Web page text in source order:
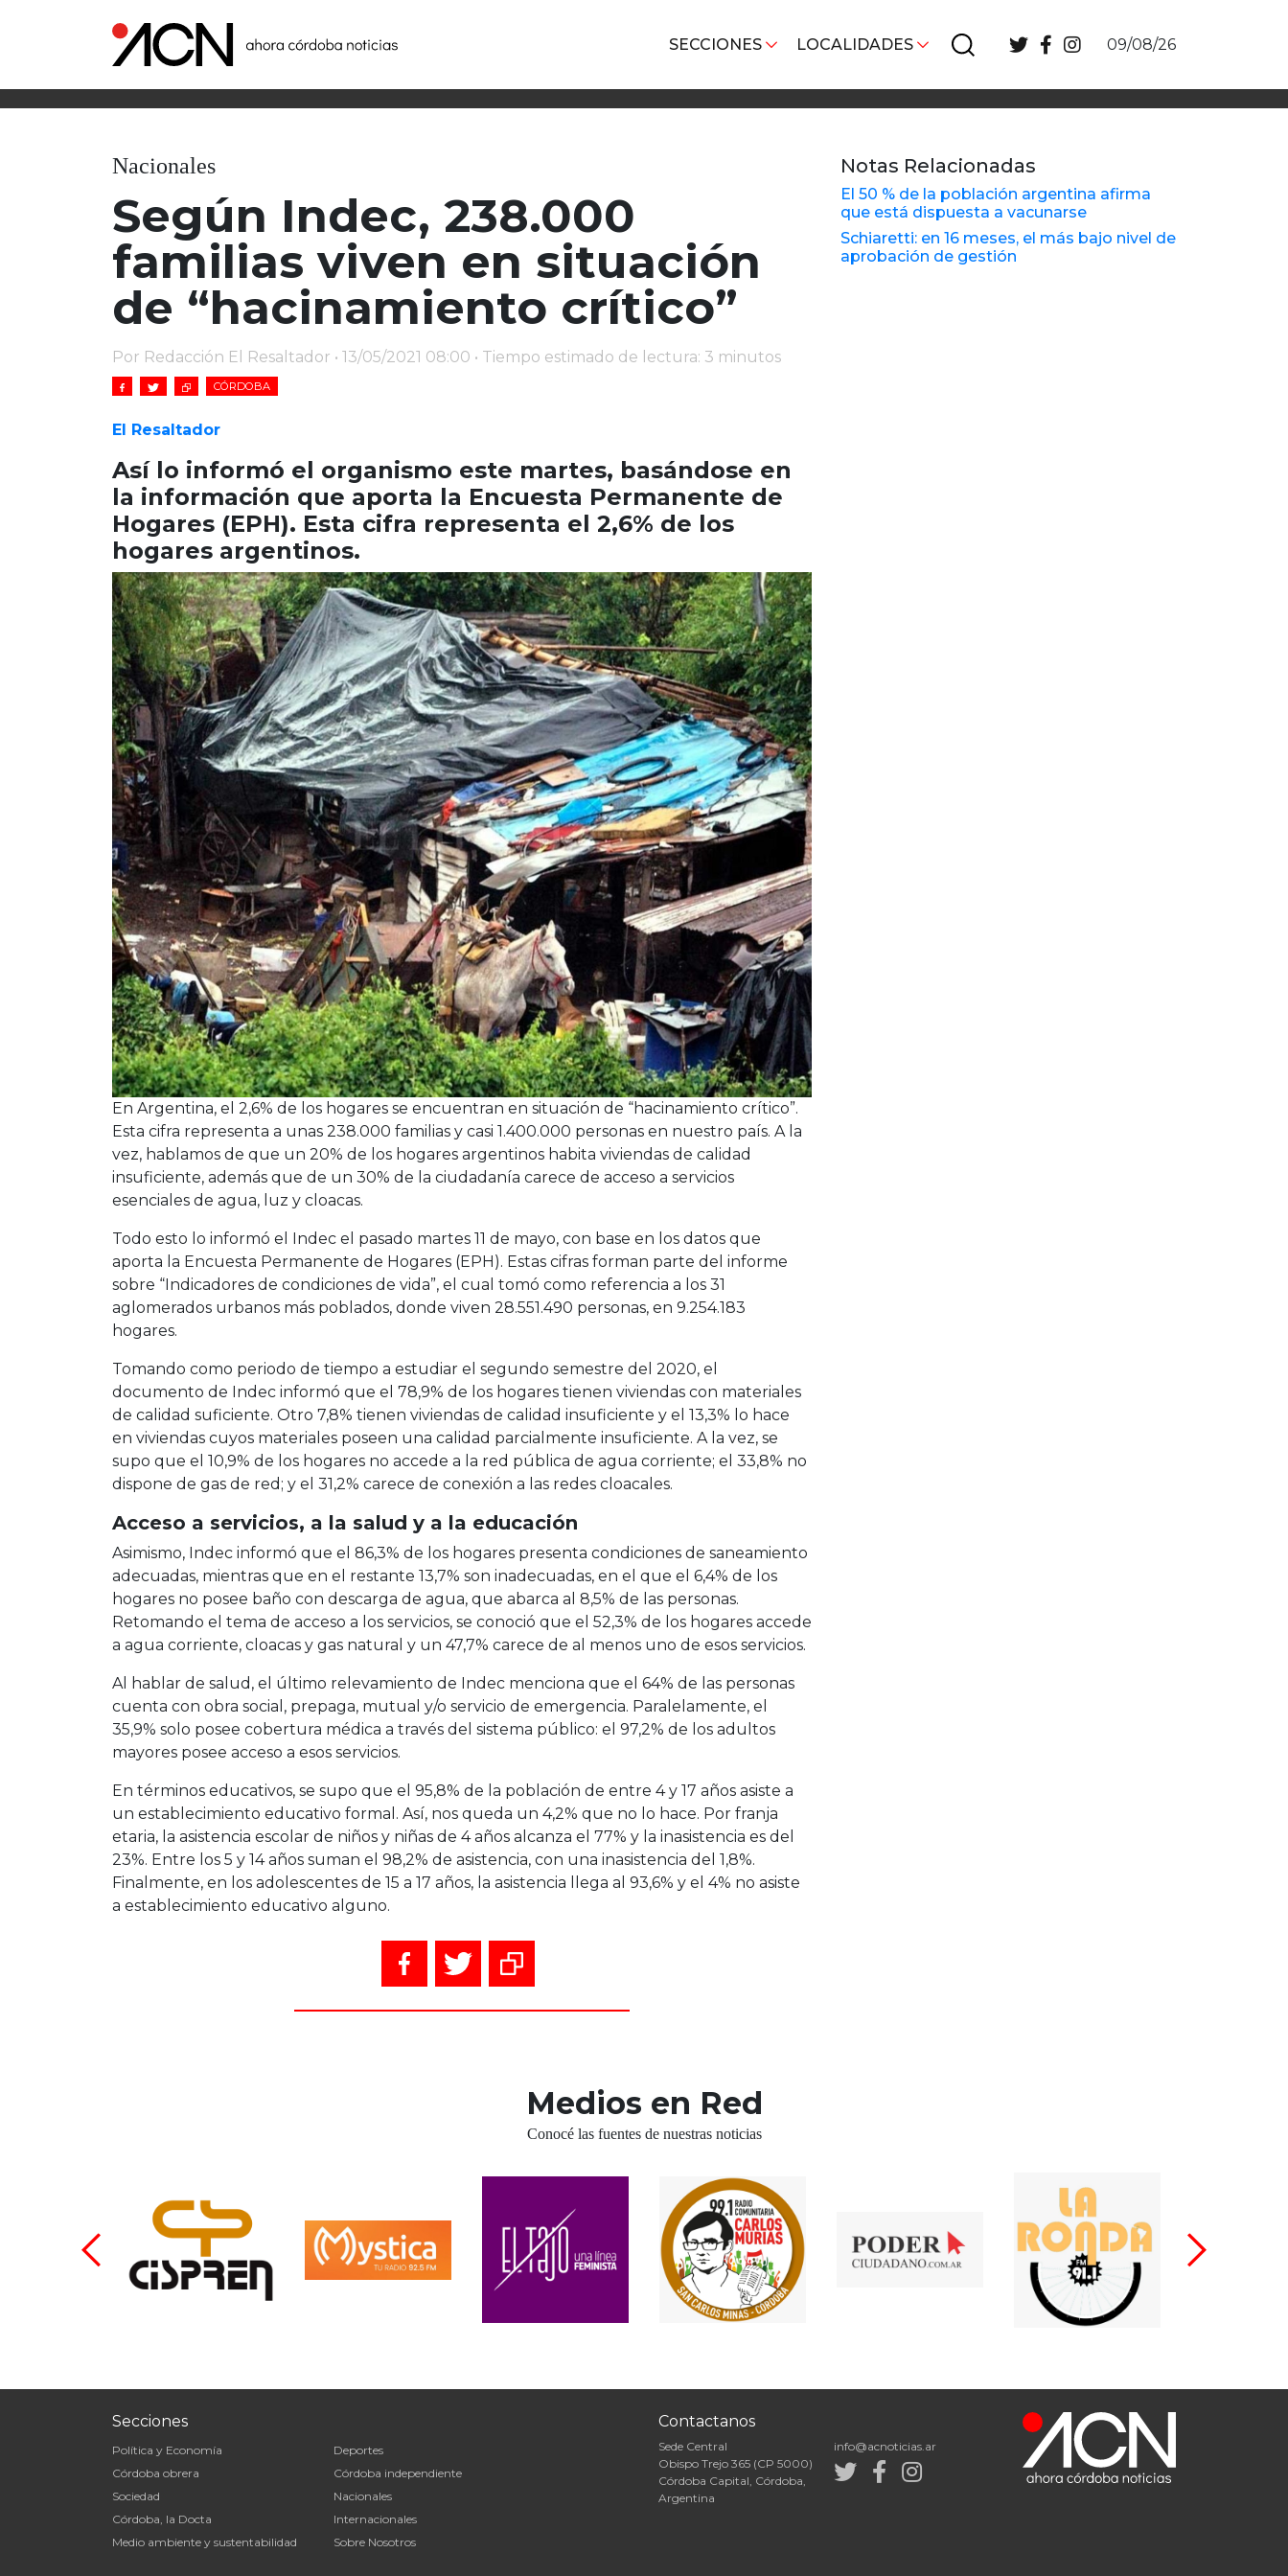
SECCIONES LOCALIDADES 09/08/26
Nacionales
Según Indec, 238.000
familias viven en situación
de “hacinamiento crítico”
Por Redacción El Resaltador • 13/05/2021 08:00 • Tiempo estimado de lectura: 3 minutos
CÓRDOBA
El Resaltador
Así lo informó el organismo este martes, basándose en
la información que aporta la Encuesta Permanente de
Hogares (EPH). Esta cifra representa el 2,6% de los
hogares argentinos.
En Argentina, el 2,6% de los hogares se encuentran en situación de “hacinamiento crítico”.
Esta cifra representa a unas 238.000 familias y casi 1.400.000 personas en nuestro país. A la
vez, hablamos de que un 20% de los hogares argentinos habita viviendas de calidad
insuficiente, además que de un 30% de la ciudadanía carece de acceso a servicios
esenciales de agua, luz y cloacas.
Todo esto lo informó el Indec el pasado martes 11 de mayo, con base en los datos que
aporta la Encuesta Permanente de Hogares (EPH). Estas cifras forman parte del informe
sobre “Indicadores de condiciones de vida”, el cual tomó como referencia a los 31
aglomerados urbanos más poblados, donde viven 28.551.490 personas, en 9.254.183
hogares.
Tomando como periodo de tiempo a estudiar el segundo semestre del 2020, el
documento de Indec informó que el 78,9% de los hogares tienen viviendas con materiales
de calidad suficiente. Otro 7,8% tienen viviendas de calidad insuficiente y el 13,3% lo hace
en viviendas cuyos materiales poseen una calidad parcialmente insuficiente. A la vez, se
supo que el 10,9% de los hogares no accede a la red pública de agua corriente; el 33,8% no
dispone de gas de red; y el 31,2% carece de conexión a las redes cloacales.
Acceso a servicios, a la salud y a la educación
Asimismo, Indec informó que el 86,3% de los hogares presenta condiciones de saneamiento
adecuadas, mientras que en el restante 13,7% son inadecuadas, en el que el 6,4% de los
hogares no posee baño con descarga de agua, que abarca al 8,5% de las personas.
Retomando el tema de acceso a los servicios, se conoció que el 52,3% de los hogares accede
a agua corriente, cloacas y gas natural y un 47,7% carece de al menos uno de esos servicios.
Al hablar de salud, el último relevamiento de Indec menciona que el 64% de las personas
cuenta con obra social, prepaga, mutual y/o servicio de emergencia. Paralelamente, el
35,9% solo posee cobertura médica a través del sistema público: el 97,2% de los adultos
mayores posee acceso a esos servicios.
En términos educativos, se supo que el 95,8% de la población de entre 4 y 17 años asiste a
un establecimiento educativo formal. Así, nos queda un 4,2% que no lo hace. Por franja
etaria, la asistencia escolar de niños y niñas de 4 años alcanza el 77% y la inasistencia es del
23%. Entre los 5 y 14 años suman el 98,2% de asistencia, con una inasistencia del 1,8%.
Finalmente, en los adolescentes de 15 a 17 años, la asistencia llega al 93,6% y el 4% no asiste
a establecimiento educativo alguno.
Notas Relacionadas
El 50 % de la población argentina afirma
que está dispuesta a vacunarse
Schiaretti: en 16 meses, el más bajo nivel de
aprobación de gestión
Medios en Red
Conocé las fuentes de nuestras noticias
Secciones
Política y Economía
Córdoba obrera
Sociedad
Córdoba, la Docta
Medio ambiente y sustentabilidad
Deportes
Córdoba independiente
Nacionales
Internacionales
Sobre Nosotros
Contactanos
Sede Central
Obispo Trejo 365 (CP 5000)
Córdoba Capital, Córdoba,
Argentina
info@acnoticias.ar